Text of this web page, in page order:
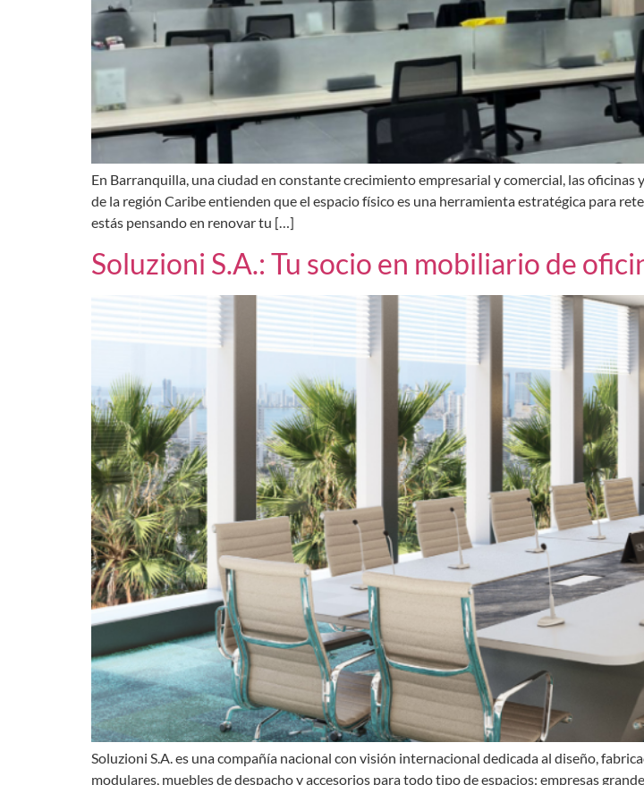
En Barranquilla, una ciudad en constante crecimiento empresarial y comercial, las
de la región Caribe entienden que el espacio físico es una herramienta estratégica para
estás pensando en renovar tu […]
Soluzioni S.A.: Tu socio en mobiliario de
Soluzioni S.A. es una compañía nacional con visión internacional dedicada al diseño,
modulares, muebles de despacho y accesorios para todo tipo de espacios: empresas